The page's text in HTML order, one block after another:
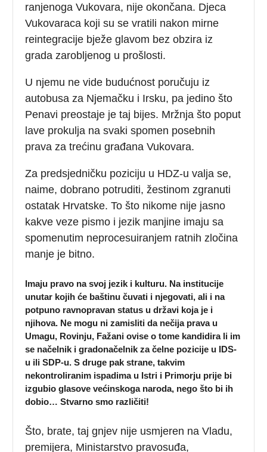
ranjenoga Vukovara, nije okončana. Djeca
Vukovaraca koji su se vratili nakon mirne
reintegracije bježe glavom bez obzira iz
grada zarobljenog u prošlosti.
U njemu ne vide budućnost poručuju iz
autobusa za Njemačku i Irsku, pa jedino što
Penavi preostaje je taj bijes. Mržnja što poput
lave prokulja na svaki spomen posebnih
prava za trećinu građana Vukovara.
Za predsjedničku poziciju u HDZ-u valja se,
naime, dobrano potruditi, žestinom zgranuti
ostatak Hrvatske. To što nikome nije jasno
kakve veze pismo i jezik manjine imaju sa
spomenutim neprocesuiranjem ratnih zločina
manje je bitno.
Imaju pravo na svoj jezik i kulturu. Na institucije
unutar kojih će baštinu čuvati i njegovati, ali i na
potpuno ravnopravan status u državi koja je i
njihova. Ne mogu ni zamisliti da nečija prava u
Umagu, Rovinju, Fažani ovise o tome kandidira li im
se načelnik i gradonačelnik za čelne pozicije u IDS-
u ili SDP-u. S druge pak strane, takvim
nekontroliranim ispadima u Istri i Primorju prije bi
izgubio glasove većinskoga naroda, nego što bi ih
dobio… Stvarno smo različiti!
Što, brate, taj gnjev nije usmjeren na Vladu,
premijera, Ministarstvo pravosuđa,